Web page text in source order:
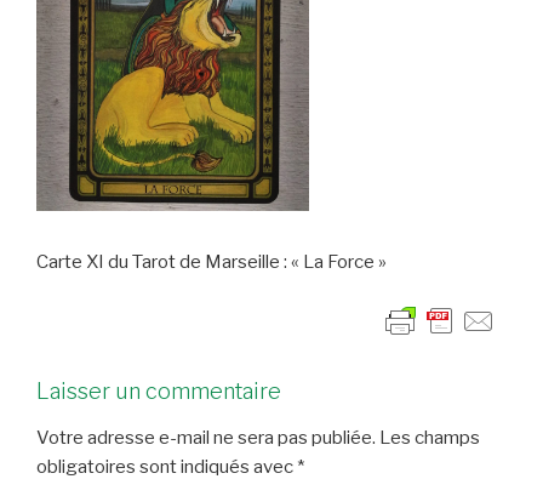
Carte XI du Tarot de Marseille : « La Force »
Laisser un commentaire
Votre adresse e-mail ne sera pas publiée. Les champs
obligatoires sont indiqués avec *